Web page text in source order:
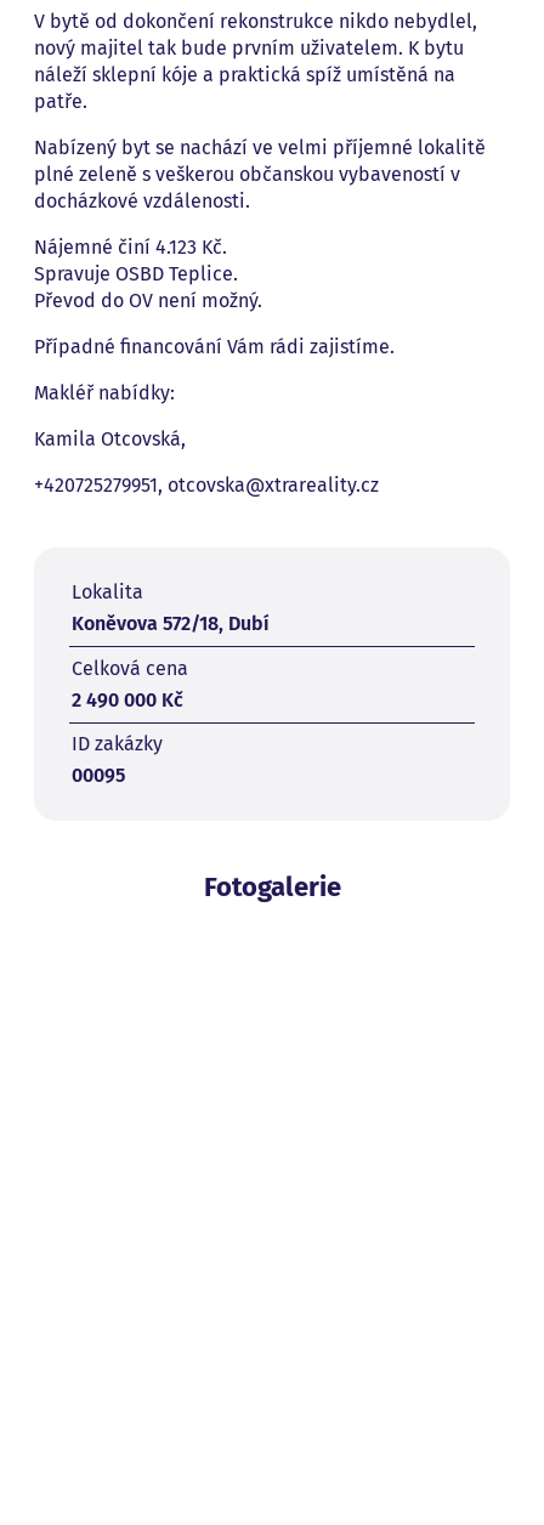
V bytě od dokončení rekonstrukce nikdo nebydlel,
nový majitel tak bude prvním uživatelem. K bytu
náleží sklepní kóje a praktická spíž umístěná na
patře.
Nabízený byt se nachází ve velmi příjemné lokalitě
plné zeleně s veškerou občanskou vybaveností v
docházkové vzdálenosti.
Nájemné činí 4.123 Kč.
Spravuje OSBD Teplice.
Převod do OV není možný.
Případné financování Vám rádi zajistíme.
Makléř nabídky:
Kamila Otcovská,
+420725279951, otcovska@xtrareality.cz
Lokalita
Koněvova 572/18, Dubí
Celková cena
2 490 000 Kč
ID zakázky
00095
Fotogalerie